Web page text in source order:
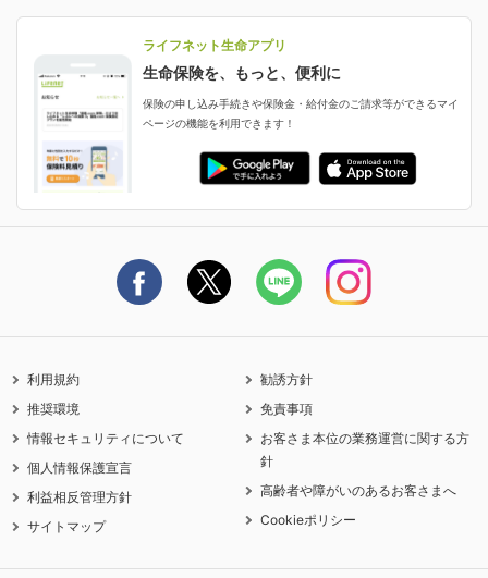
評判・口コミ
ご契約者さまに聞きました！
申し込みガイド
ご契約の流れと必要書類
保険料の支払い方法
認知症・MCIに備える
ご契約者さま向け各種お手続き・サービス
保険金・給付金のご請求
生命保険料控除に関するご案内
採用情報
生命保険マニフェスト
ライフネット生命のCMページ
ライフネット生命公式note
資料請求
ライフネット生命アプリ
生命保険を、もっと、便利に
保険の申し込み手続きや保険金・給付金のご請求等ができるマイ
ページの機能を利用できます！
利用規約
推奨環境
情報セキュリティについて
個人情報保護宣言
利益相反管理方針
サイトマップ
勧誘方針
免責事項
お客さま本位の業務運営に関する方
針
高齢者や障がいのあるお客さまへ
Cookieポリシー